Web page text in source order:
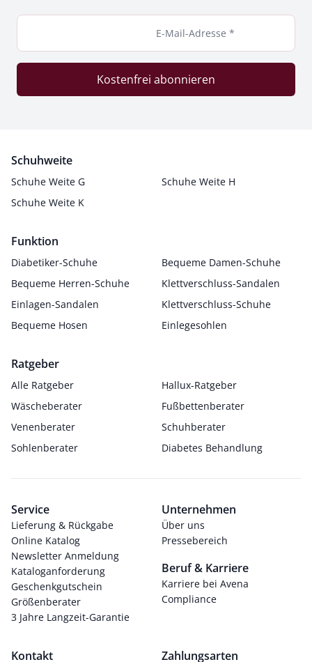
E-Mail-Adresse *
Kostenfrei abonnieren
Schuhweite
Schuhe Weite G
Schuhe Weite H
Schuhe Weite K
Funktion
Diabetiker-Schuhe
Bequeme Damen-Schuhe
Bequeme Herren-Schuhe
Klettverschluss-Sandalen
Einlagen-Sandalen
Klettverschluss-Schuhe
Bequeme Hosen
Einlegesohlen
Ratgeber
Alle Ratgeber
Hallux-Ratgeber
Wäscheberater
Fußbettenberater
Venenberater
Schuhberater
Sohlenberater
Diabetes Behandlung
Service
Lieferung & Rückgabe
Online Katalog
Newsletter Anmeldung
Kataloganforderung
Geschenkgutschein
Größenberater
3 Jahre Langzeit-Garantie
Unternehmen
Über uns
Pressebereich
Beruf & Karriere
Karriere bei Avena
Compliance
Kontakt Zahlungsarten